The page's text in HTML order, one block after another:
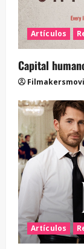
Artículos
Capital
Artículos